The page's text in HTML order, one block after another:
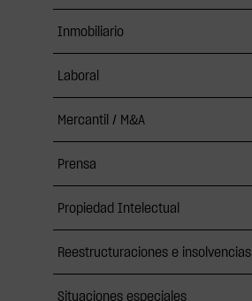
Inmobiliario
Laboral
Mercantil / M&A
Prensa
Propiedad Intelectual
Reestructuraciones e insolvencias
Situaciones especiales